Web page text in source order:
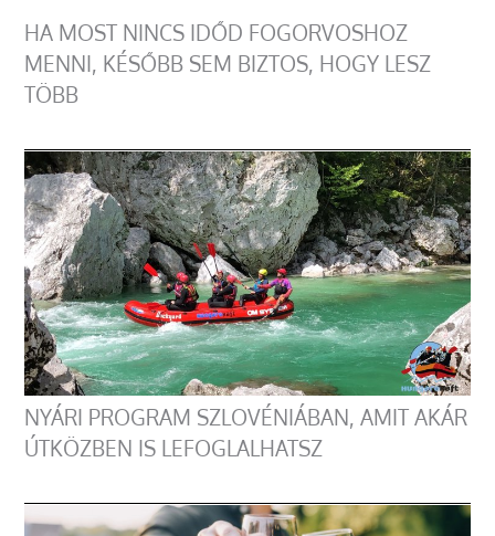
HA MOST NINCS IDŐD FOGORVOSHOZ
MENNI, KÉSŐBB SEM BIZTOS, HOGY LESZ
TÖBB
NYÁRI PROGRAM SZLOVÉNIÁBAN, AMIT AKÁR
ÚTKÖZBEN IS LEFOGLALHATSZ